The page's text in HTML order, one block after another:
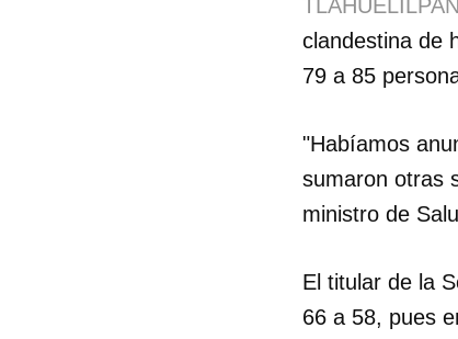
clandestina de
79 a 85
"Habíamos
sumaron otras
ministro de
El titular de la
66 a 58, pues